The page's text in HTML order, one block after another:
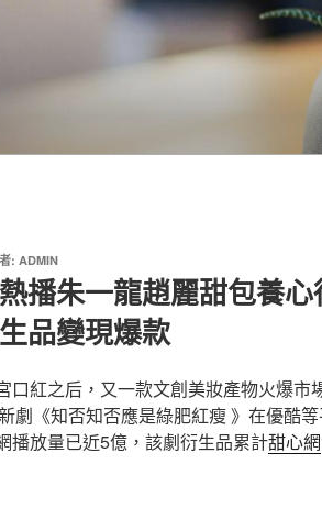
: ADMIN
熱播朱一龍趙麗甜包養
品變現爆款
口紅之后，又一款文創美妝產物火爆
劇《知否知否應是綠肥紅瘦 》在優酷
播放量已近5億，該劇衍生品累計甜心網